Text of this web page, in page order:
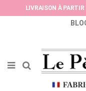
LIVRAISON À
Panneau de gestion des